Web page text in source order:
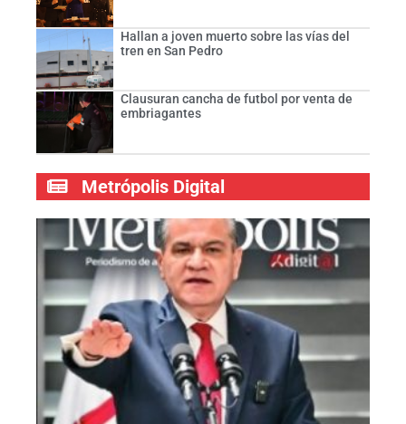
Hallan a joven muerto sobre las vías del
tren en San Pedro
Clausuran cancha de futbol por venta de
embriagantes
Metrópolis Digital